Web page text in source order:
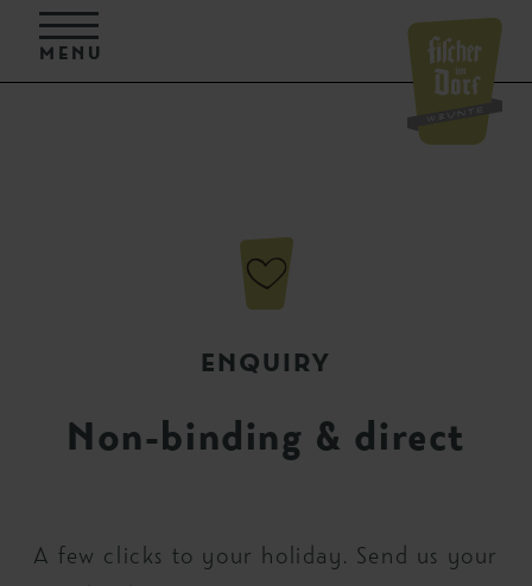
MENU
ENQUIRY
Non-binding & direct
A few clicks to your holiday. Send us your